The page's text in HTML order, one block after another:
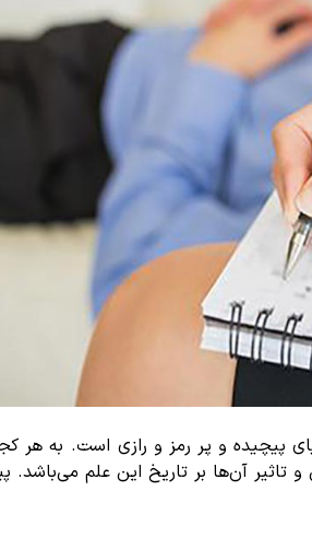
پیچیده و پر رمز و رازی است. به
تاثیر آن‌‌‌‌‌‌‌‌‌ها بر تاریخ این علم